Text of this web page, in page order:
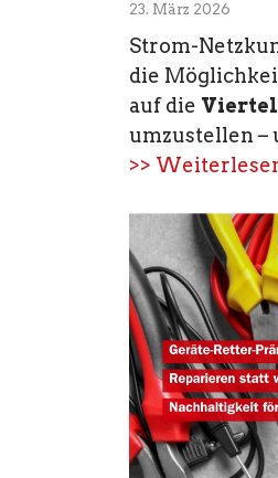
23. März 2026
Strom-
die
auf die
umzustellen –
>>